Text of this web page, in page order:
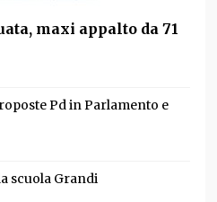
maxi appalto da 71
Pd in Parlamento e
scuola Grandi